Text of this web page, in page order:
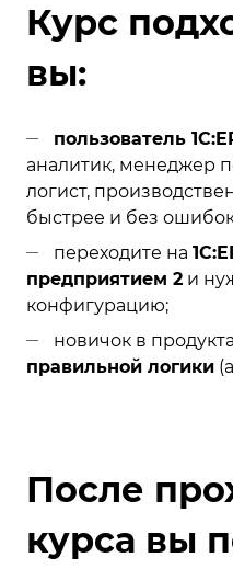
Курс
вы:
пользователь
аналитик, менеджер
логист,
быстрее и без
переходите на
предприятием 2 и
конфигурацию;
новичок в
правильной логики
После
курса вы